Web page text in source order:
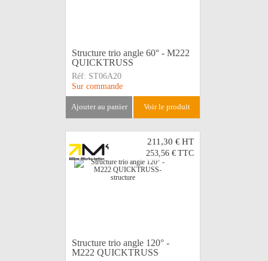
Structure trio angle 60° - M222
QUICKTRUSS
Réf: ST06A20
Sur commande
ajouter au panier voir le produit
211,30 €HT
253,56 € TTC
Structure trio angle 120° -
M222 QUICKTRUSS